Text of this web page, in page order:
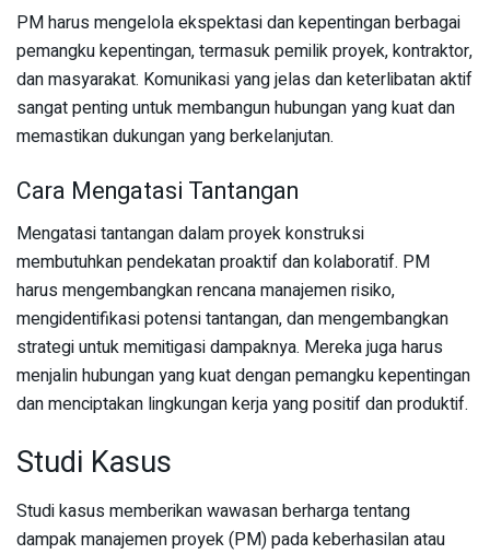
PM harus mengelola ekspektasi dan kepentingan berbagai
pemangku kepentingan, termasuk pemilik proyek, kontraktor,
dan masyarakat. Komunikasi yang jelas dan keterlibatan aktif
sangat penting untuk membangun hubungan yang kuat dan
memastikan dukungan yang berkelanjutan.
Cara Mengatasi Tantangan
Mengatasi tantangan dalam proyek konstruksi
membutuhkan pendekatan proaktif dan kolaboratif. PM
harus mengembangkan rencana manajemen risiko,
mengidentifikasi potensi tantangan, dan mengembangkan
strategi untuk memitigasi dampaknya. Mereka juga harus
menjalin hubungan yang kuat dengan pemangku kepentingan
dan menciptakan lingkungan kerja yang positif dan produktif.
Studi Kasus
Studi kasus memberikan wawasan berharga tentang
dampak manajemen proyek (PM) pada keberhasilan atau